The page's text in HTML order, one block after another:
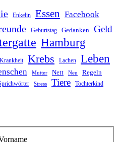
Enkelin Essen Facebook
Geburtstag Gedanken Geld
Hamburg
Krankheit Krebs Lachen Leben
Mutter Nett Neu Regeln
Stress Tiere Tochterkind